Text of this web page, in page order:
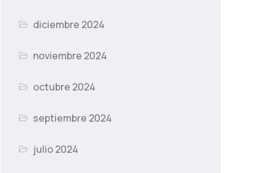
diciembre 2024
noviembre 2024
octubre 2024
septiembre 2024
julio 2024